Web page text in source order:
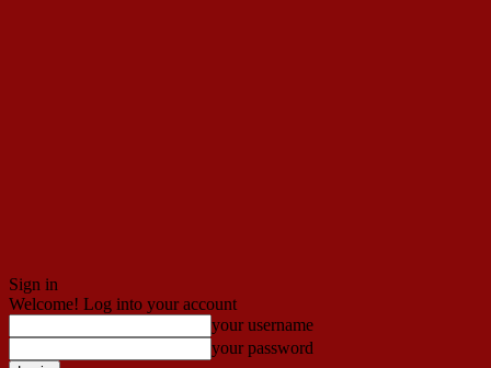
Sign in
Welcome! Log into your account
your username
your password